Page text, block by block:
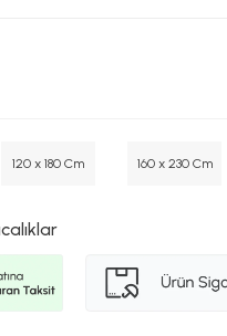
120 x 180 Cm 160 x 230 Cm